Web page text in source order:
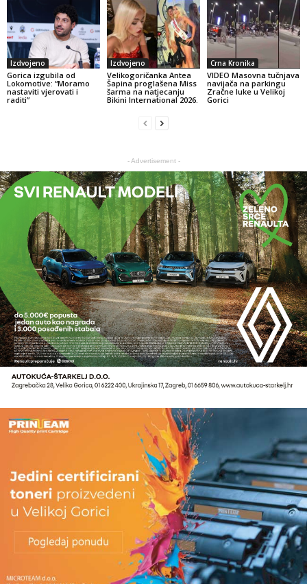
Izdvojeno
Gorica izgubila od
Lokomotive: “Moramo
nastaviti vjerovati i
raditi”
Izdvojeno
Velikogoričanka Antea
Šapina proglašena Miss
šarma na natjecanju
Bikini International 2026.
Crna Kronika
VIDEO Masovna tučnjava
navijača na parkingu
Zračne luke u Velikoj
Gorici
- Advertisement -